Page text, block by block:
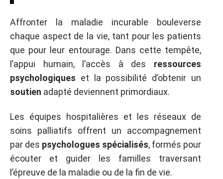
Affronter la maladie incurable bouleverse
chaque aspect de la vie, tant pour les patients
que pour leur entourage. Dans cette tempête,
l’appui humain, l’accès à des ressources
psychologiques et la possibilité d’obtenir un
soutien adapté deviennent primordiaux.
Les équipes hospitalières et les réseaux de
soins palliatifs offrent un accompagnement
par des psychologues spécialisés, formés pour
écouter et guider les familles traversant
l’épreuve de la maladie ou de la fin de vie.